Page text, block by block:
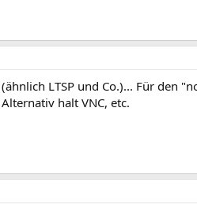
LTSP und Co.)... Für den
halt VNC, etc.